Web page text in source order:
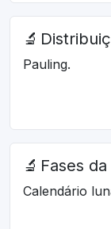
🔬
Pauling.
🔬 Fases da
Calendário